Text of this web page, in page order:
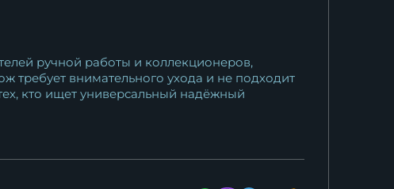
ручной работы и коллекционеров,
требует внимательного ухода и не подходит
кто ищет универсальный надёжный